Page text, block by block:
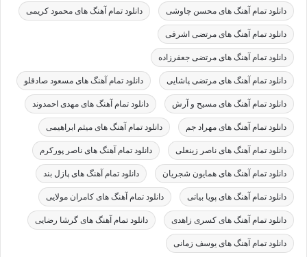
دانلود تمام آهنگ های محسن چاوشی دانلود تمام آهنگ های محمود کریمی
دانلود تمام آهنگ های مرتضی اشرفی
دانلود تمام آهنگ های مرتضی جعفرزاده
دانلود تمام آهنگ های مرتضی پاشایی دانلود تمام آهنگ های مسعود صادقلو
دانلود تمام آهنگ های مسیح و آرش دانلود تمام آهنگ های مهدی احمدوند
دانلود تمام آهنگ های مهراد جم دانلود تمام آهنگ های میثم ابراهیمی
دانلود تمام آهنگ های ناصر زینعلی دانلود تمام آهنگ های ناصر پورکرم
دانلود تمام آهنگ های همایون شجریان دانلود تمام آهنگ های پازل بند
دانلود تمام آهنگ های پویا بیاتی دانلود تمام آهنگ های کامران مولایی
دانلود تمام آهنگ های کسری زاهدی دانلود تمام آهنگ های گرشا رضایی
دانلود تمام آهنگ های یوسف زمانی